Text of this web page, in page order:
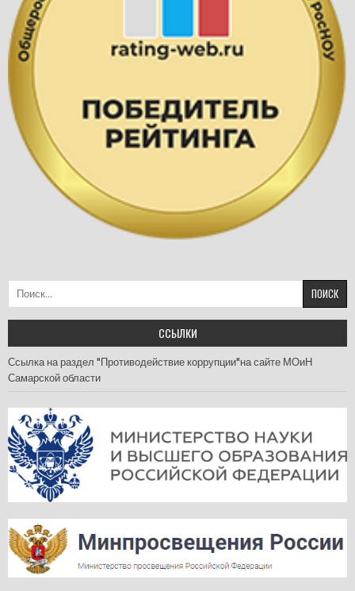
ССЫЛКИ
Ссылка на раздел "Противодействие коррупции"на сайте МОиН
Самарской области